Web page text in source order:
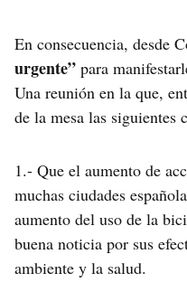
En consecuencia, desde
urgente” para
Una reunión en la que,
de la mesa las siguientes
1.- Que el aumento de
muchas ciudades
aumento del uso de la
buena noticia por sus
ambiente y la salud.